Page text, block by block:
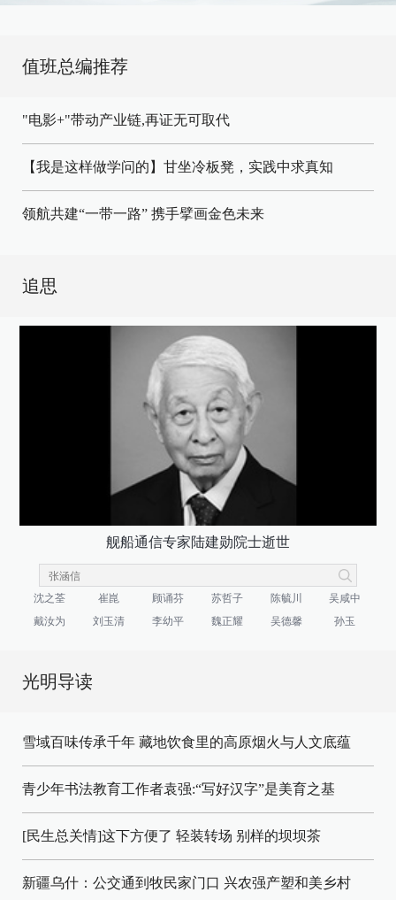
值班总编推荐
"电影+"带动产业链,再证无可取代
【我是这样做学问的】甘坐冷板凳，实践中求真知
领航共建“一带一路” 携手擘画金色未来
追思
舰船通信专家陆建勋院士逝世
沈之荃 崔崑 顾诵芬 苏哲子 陈毓川
吴咸中
戴汝为
刘玉清 李幼平 魏正耀 吴德馨 孙玉
光明导读
雪域百味传承千年 藏地饮食里的高原烟火与人文底蕴
青少年书法教育工作者袁强:“写好汉字”是美育之基
[民生总关情]这下方便了 轻装转场 别样的坝坝茶
新疆乌什：公交通到牧民家门口 兴农强产塑和美乡村